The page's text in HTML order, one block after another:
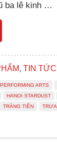
ba lê kinh …
, TIN TỨC
ARTS
HANOI STARDUST
TRÀNG TIỀN TRƯA